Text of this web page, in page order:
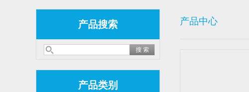
产品搜索
产品类别
产品中心